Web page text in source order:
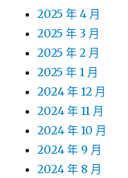
2025 年 4 月
2025 年 3 月
2025 年 2 月
2025 年 1 月
2024 年 12 月
2024 年 11 月
2024 年 10 月
2024 年 9 月
2024 年 8 月